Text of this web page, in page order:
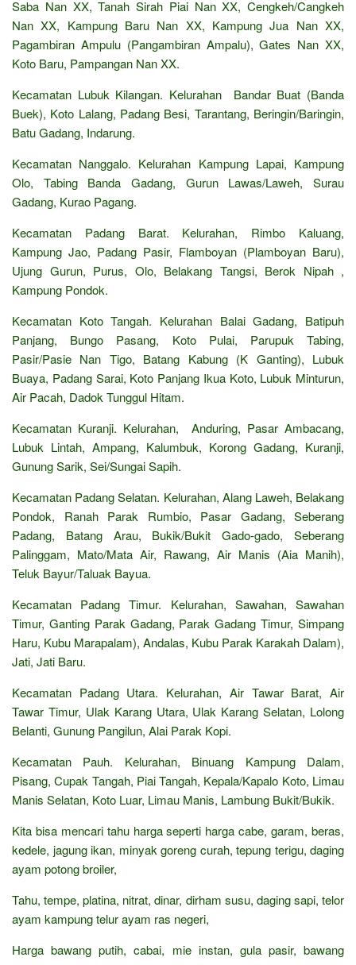
Saba Nan XX, Tanah Sirah Piai Nan XX, Cengkeh/Cangkeh
Nan XX, Kampung Baru Nan XX, Kampung Jua Nan XX,
Pagambiran Ampulu (Pangambiran Ampalu), Gates Nan XX,
Koto Baru, Pampangan Nan XX.
Kecamatan Lubuk Kilangan. Kelurahan Bandar Buat (Banda
Buek), Koto Lalang, Padang Besi, Tarantang, Beringin/Baringin,
Batu Gadang, Indarung.
Kecamatan Nanggalo. Kelurahan Kampung Lapai, Kampung
Olo, Tabing Banda Gadang, Gurun Lawas/Laweh, Surau
Gadang, Kurao Pagang.
Kecamatan Padang Barat. Kelurahan, Rimbo Kaluang,
Kampung Jao, Padang Pasir, Flamboyan (Plamboyan Baru),
Ujung Gurun, Purus, Olo, Belakang Tangsi, Berok Nipah ,
Kampung Pondok.
Kecamatan Koto Tangah. Kelurahan Balai Gadang, Batipuh
Panjang, Bungo Pasang, Koto Pulai, Parupuk Tabing,
Pasir/Pasie Nan Tigo, Batang Kabung (K Ganting), Lubuk
Buaya, Padang Sarai, Koto Panjang Ikua Koto, Lubuk Minturun,
Air Pacah, Dadok Tunggul Hitam.
Kecamatan Kuranji. Kelurahan, Anduring, Pasar Ambacang,
Lubuk Lintah, Ampang, Kalumbuk, Korong Gadang, Kuranji,
Gunung Sarik, Sei/Sungai Sapih.
Kecamatan Padang Selatan. Kelurahan, Alang Laweh, Belakang
Pondok, Ranah Parak Rumbio, Pasar Gadang, Seberang
Padang, Batang Arau, Bukik/Bukit Gado-gado, Seberang
Palinggam, Mato/Mata Air, Rawang, Air Manis (Aia Manih),
Teluk Bayur/Taluak Bayua.
Kecamatan Padang Timur. Kelurahan, Sawahan, Sawahan
Timur, Ganting Parak Gadang, Parak Gadang Timur, Simpang
Haru, Kubu Marapalam), Andalas, Kubu Parak Karakah Dalam),
Jati, Jati Baru.
Kecamatan Padang Utara. Kelurahan, Air Tawar Barat, Air
Tawar Timur, Ulak Karang Utara, Ulak Karang Selatan, Lolong
Belanti, Gunung Pangilun, Alai Parak Kopi.
Kecamatan Pauh. Kelurahan, Binuang Kampung Dalam,
Pisang, Cupak Tangah, Piai Tangah, Kepala/Kapalo Koto, Limau
Manis Selatan, Koto Luar, Limau Manis, Lambung Bukit/Bukik.
Kita bisa mencari tahu harga seperti harga cabe, garam, beras,
kedele, jagung ikan, minyak goreng curah, tepung terigu, daging
ayam potong broiler,
Tahu, tempe, platina, nitrat, dinar, dirham susu, daging sapi, telor
ayam kampung telur ayam ras negeri,
Harga bawang putih, cabai, mie instan, gula pasir, bawang